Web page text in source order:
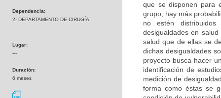
Dependencia:
2- DEPARTAMENTO DE CIRUGÍA
Lugar:
---
Duración:
6 meses
que se disponen para
grupo, hay más
no estén
desigualdades en
salud que de ellas se
dichas desigualdades
proyecto busca hacer
identificación de
medición de
forma como éstas se